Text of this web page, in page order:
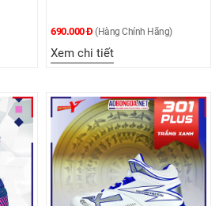
690.000 Đ (Hàng Chính Hãng)
Xem chi tiết